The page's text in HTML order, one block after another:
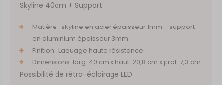
Skyline 40cm + Support
Matière : skyline en acier épaisseur 1mm – support
en aluminium épaisseur 3mm
Finition : Laquage haute résistance
Dimensions :larg. 40 cm x haut. 20,8 cm x prof. 7,3 cm
Possibilité de rétro-éclairage LED